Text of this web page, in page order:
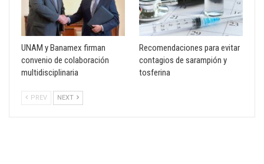
UNAM y Banamex firman
convenio de colaboración
multidisciplinaria
Recomendaciones para evitar
contagios de sarampión y
tosferina
PREV NEXT